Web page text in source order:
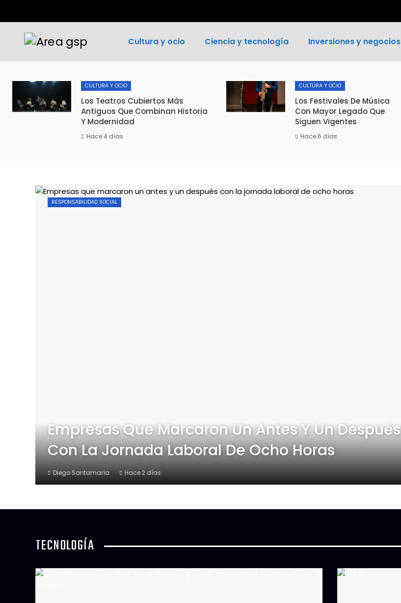
Cultura y ocio Ciencia y tecnología Inversiones y negocios
CULTURA Y OCIO
Los Teatros Cubiertos Más
Antiguos Que Combinan Historia
Y Modernidad
Hace 4 días
CULTURA Y OCIO
Los Festivales De Música
Con Mayor Legado Que
Siguen Vigentes
Hace 6 días
RESPONSABILIDAD SOCIAL
Empresas Que Marcaron Un Antes Y Un Después
Con La Jornada Laboral De Ocho Horas
Diego Santamaría Hace 2 días
TECNOLOGÍA